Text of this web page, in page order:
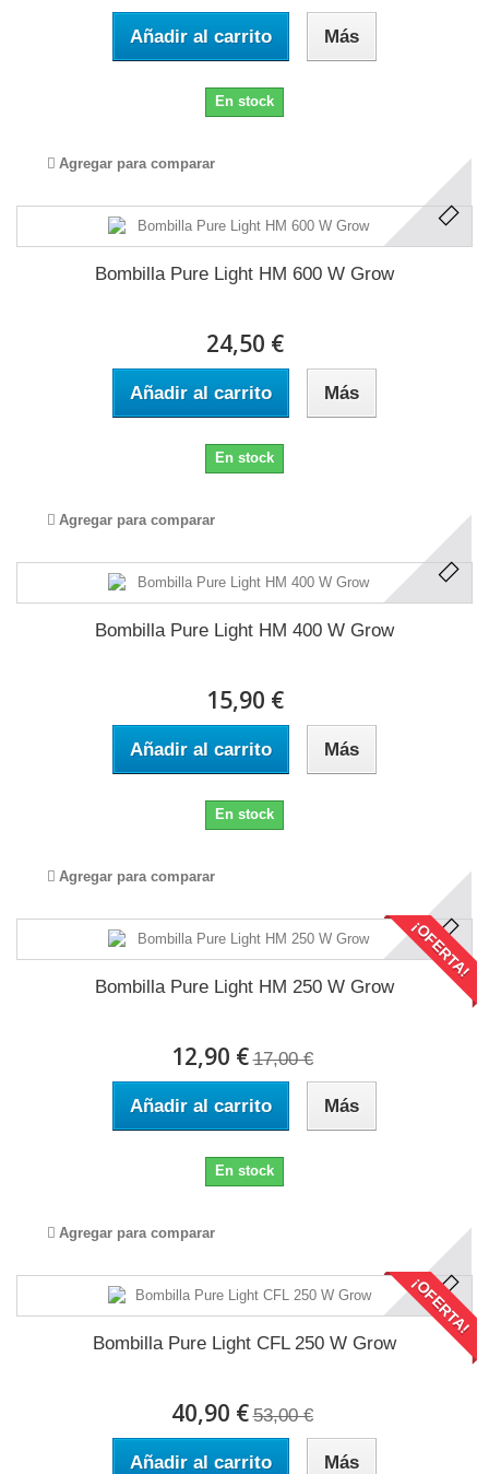
Añadir al carrito Más
En stock
Agregar para comparar
Bombilla Pure Light HM 600 W Grow
24,50 €
Añadir al carrito Más
En stock
Agregar para comparar
Bombilla Pure Light HM 400 W Grow
15,90 €
Añadir al carrito Más
En stock
Agregar para comparar
¡OFERTA!
Bombilla Pure Light HM 250 W Grow
12,90 € 17,00 €
Añadir al carrito Más
En stock
Agregar para comparar
¡OFERTA!
Bombilla Pure Light CFL 250 W Grow
40,90 € 53,00 €
Añadir al carrito Más